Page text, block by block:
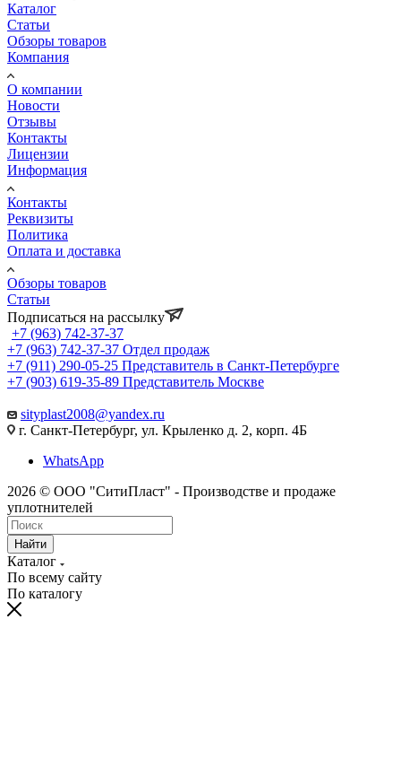
Каталог
Статьи
Обзоры товаров
Компания
О компании
Новости
Отзывы
Контакты
Лицензии
Информация
Контакты
Реквизиты
Политика
Оплата и доставка
Обзоры товаров
Статьи
Подписаться на рассылку
+7 (963) 742-37-37
+7 (963) 742-37-37 Отдел продаж
+7 (911) 290-05-25 Представитель в Санкт-Петербурге
+7 (903) 619-35-89 Представитель Москве
sityplast2008@yandex.ru
г. Санкт-Петербург, ул. Крыленко д. 2, корп. 4Б
WhatsApp
2026 © ООО "СитиПласт" - Производстве и продаже
уплотнителей
Найти
Каталог
По всему сайту
По каталогу